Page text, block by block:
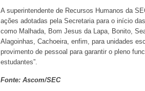
A superintendente de Recursos Humanos da
ações adotadas pela Secretaria para o início
como Malhada, Bom Jesus da Lapa, Bonito,
Alagoinhas, Cachoeira, enfim, para unidades
provimento de pessoal para garantir o pleno
estudantes”.
Fonte: Ascom/SEC